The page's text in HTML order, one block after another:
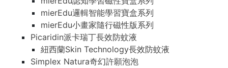
mierEdu邏輯智能學習寶盒系列
mierEdu小畫家隨行磁性版系列
Picaridin派卡瑞丁長效防蚊液
紐西蘭Skin Technology長效防蚊液
Simplex Natura奇幻許願泡泡